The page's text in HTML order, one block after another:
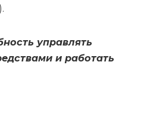
управ­лять
и ра­бо­тать